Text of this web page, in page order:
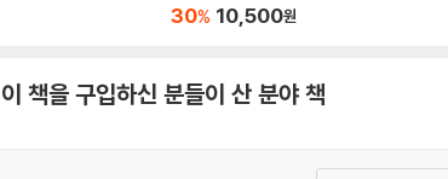
30% 10,500원
이 책을 구입하신 분들이 산 분야 책